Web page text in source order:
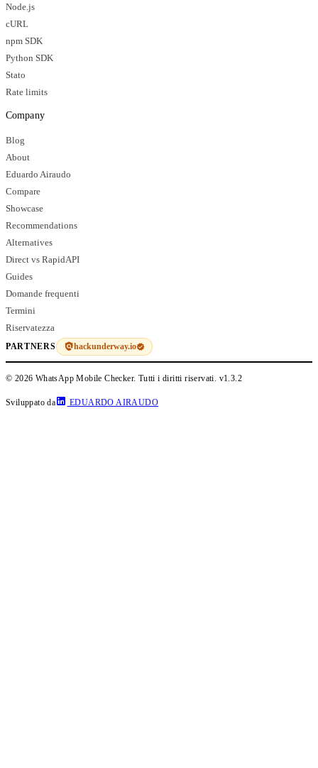
Node.js
cURL
npm SDK
Python SDK
Stato
Rate limits
Company
Blog
About
Eduardo Airaudo
Compare
Showcase
Recommendations
Alternatives
Direct vs RapidAPI
Guides
Domande frequenti
Termini
Riservatezza
PARTNERS hackunderway.io
© 2026 WhatsApp Mobile Checker. Tutti i diritti riservati. v1.3.2
Sviluppato da EDUARDO AIRAUDO